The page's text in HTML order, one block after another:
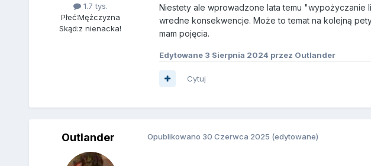
1.7 tys.
Płeć:Mężczyzna
Skąd:z nienacka!
Niestety ale wprowadzone lata temu "wypożyczanie
wredne konsekwencje. Może to temat na kolejną
mam pojęcia.
Edytowane 3 Sierpnia 2024 przez Outlander
Cytuj
Outlander Opublikowano 30 Czerwca 2025 (edytowane)